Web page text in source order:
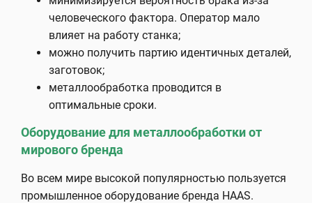
человеческого фактора. Оператор мало
влияет на работу станка;
можно получить партию идентичных деталей,
заготовок;
металлообработка проводится в
оптимальные сроки.
Оборудование для металлообработки от
мирового бренда
Во всем мире высокой популярностью пользуется
промышленное оборудование бренда HAAS.